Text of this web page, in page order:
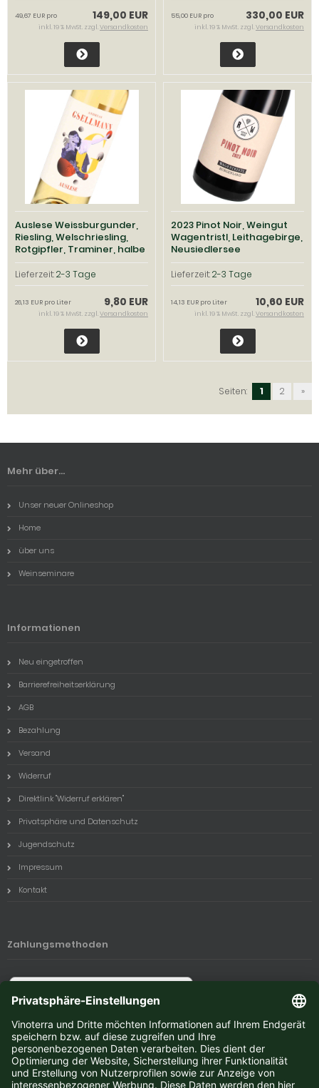
149,00 EUR
49,67 EUR pro
inkl. 19 % MwSt. zzgl.Versandkosten
330,00 EUR
55,00 EUR pro
inkl. 19 % MwSt. zzgl.Versandkosten
Auslese Weissburgunder,
Riesling, Welschriesling,
Rotgipfler, Traminer, halbe
Flasche, Andreas
Gsellmann, Neusiedlersee
Lieferzeit:2-3 Tage
9,80 EUR
26,13 EUR pro Liter
inkl. 19 % MwSt. zzgl.Versandkosten
2023 Pinot Noir, Weingut
Wagentristl, Leithagebirge,
Neusiedlersee
Lieferzeit:2-3 Tage
10,60 EUR
14,13 EUR pro Liter
inkl. 19 % MwSt. zzgl.Versandkosten
Seiten: 1 2 »
Mehr über...
Unser neuer Onlineshop
Home
über uns
Weinseminare
Informationen
Neu eingetroffen
Barrierefreiheitserklärung
AGB
Bezahlung
Versand
Widerruf
Direktlink "Widerruf erklären"
Privatsphäre und Datenschutz
Jugendschutz
Impressum
Kontakt
Zahlungsmethoden
Newsletter-Anmeldung